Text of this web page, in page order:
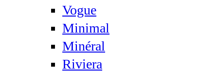
Vogue
Minimal
Minéral
Riviera